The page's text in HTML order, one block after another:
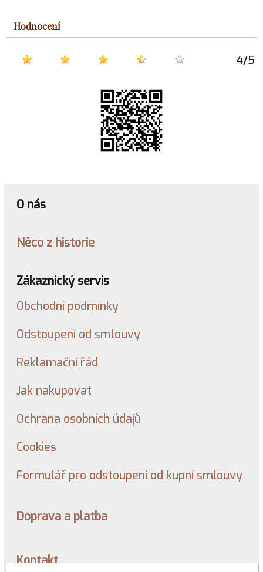
Hodnocení
4/5
O nás
Něco z historie
Zákaznický servis
Obchodní podmínky
Odstoupení od smlouvy
Reklamační řád
Jak nakupovat
Ochrana osobních údajů
Cookies
Formulář pro odstoupení od kupní smlouvy
Doprava a platba
Kontakt